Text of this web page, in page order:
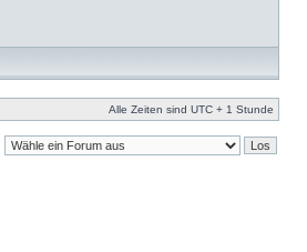
Alle Zeiten sind UTC + 1 Stunde